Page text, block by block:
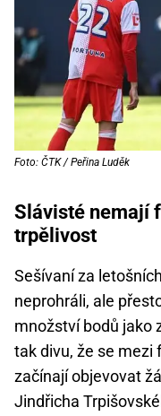
Foto: ČTK / Peřina Luděk
Slávisté nemají
trpělivost
Sešívaní za
neprohráli, ale
množství bodů jako
tak divu, že se mezi
začínají objevovat
Jindřicha